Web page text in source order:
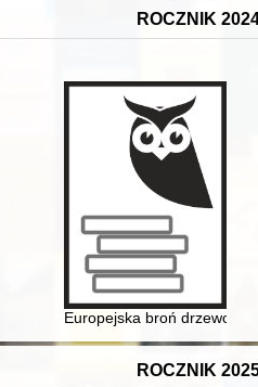
ROCZNIK
Wola : od rozbiorów do
Europejska broń
ROCZNIK